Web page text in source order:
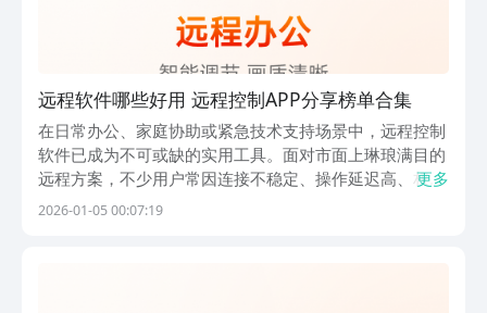
远程软件哪些好用 远程控制APP分享榜单合集
在日常办公、家庭协助或紧急技术支持场景中，远程控制
软件已成为不可或缺的实用工具。面对市面上琳琅满目的
远程方案，不少用户常因连接不稳定、操作延迟高、权限
复杂或安装包臃肿等问题而困扰。如何快速选出响应灵
更多
2026-01-05 00:07:19